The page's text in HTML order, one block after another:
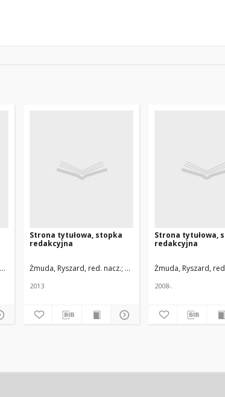
Uniwersytet Medyczny w Łodzi
Strona tytułowa, stopka
redakcyjna
Żmuda, Ryszard, red. nacz. Uniwersytet Medyczny w
2013
Strona tytułowa,
redakcyjna
Żmuda, Ryszard,
2008-.